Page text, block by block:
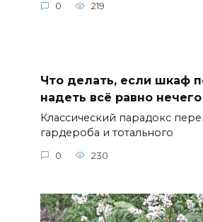
0 219
Что делать, если шкаф
надеть всё равно нечего
Классический парадокс
гардероба и тотального
0 230